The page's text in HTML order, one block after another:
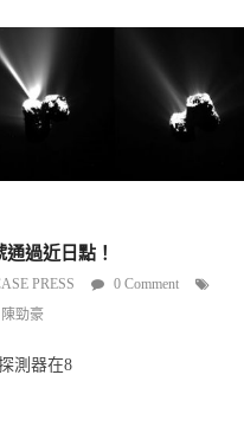
通過近日點！
PRESS
0 Comment
陳勁豪
測器在8